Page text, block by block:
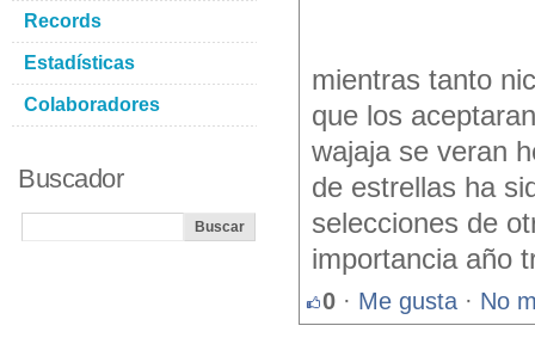
mientras tanto
que los
wajaja se veran
de estrellas ha
selecciones de
importancia año
0 · Me gusta · No
Records
Estadísticas
Colaboradores
Buscador